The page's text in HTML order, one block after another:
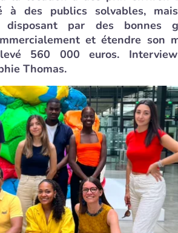
à des publics solvables,
par des bonnes
et étendre son
560 000 euros.
Thomas.